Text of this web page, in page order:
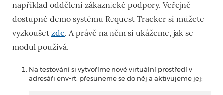
například oddělení zákaznické podpory. Veřejně
dostupné demo systému Request Tracker si můžete
vyzkoušet zde. A právě na něm si ukážeme, jak se
modul používá.
Na testování si vytvoříme nové virtuální prostředí v
adresáři env-rt, přesuneme se do něj a aktivujeme jej: